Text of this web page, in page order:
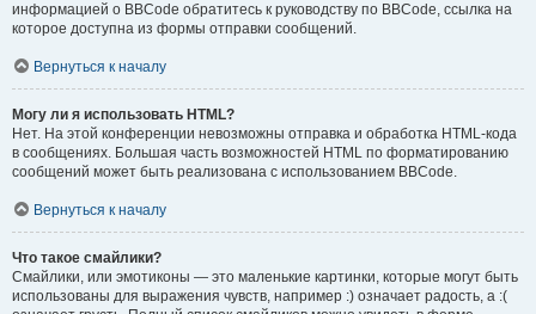
информацией о BBCode обратитесь к руководству по BBCode, ссылка на
которое доступна из формы отправки сообщений.
Вернуться к началу
Могу ли я использовать HTML?
Нет. На этой конференции невозможны отправка и обработка HTML-кода
в сообщениях. Большая часть возможностей HTML по форматированию
сообщений может быть реализована с использованием BBCode.
Вернуться к началу
Что такое смайлики?
Смайлики, или эмотиконы — это маленькие картинки, которые могут быть
использованы для выражения чувств, например :) означает радость, а :(